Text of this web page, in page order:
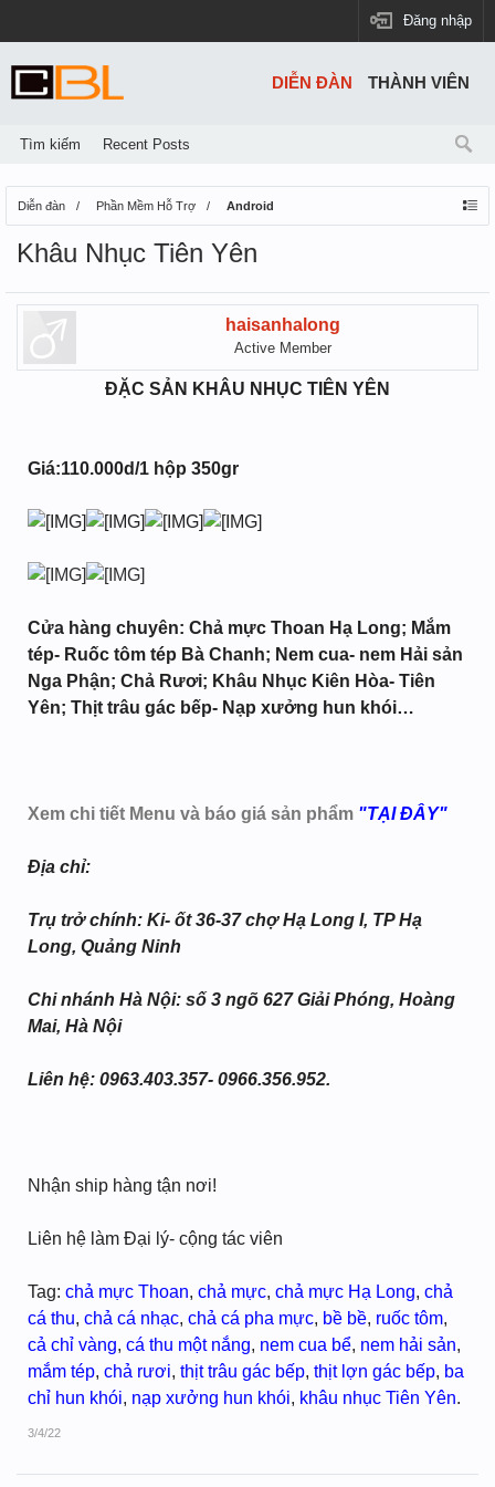
Đăng nhập
Diễn đàn Phần Mềm Hỗ Trợ Android
Khâu Nhục Tiên Yên
haisanhalong
Active Member
ĐẶC SẢN KHÂU NHỤC TIÊN YÊN
Giá:110.000d/1 hộp 350gr
Cửa hàng chuyên: Chả mực Thoan Hạ Long; Mắm
tép- Ruốc tôm tép Bà Chanh; Nem cua- nem Hải sản
Nga Phận; Chả Rươi; Khâu Nhục Kiên Hòa- Tiên
Yên; Thịt trâu gác bếp- Nạp xưởng hun khói…
Xem chi tiết Menu và báo giá sản phẩm "TẠI ĐÂY"
Địa chỉ:
Trụ trở chính: Ki- ốt 36-37 chợ Hạ Long I, TP Hạ
Long, Quảng Ninh
Chi nhánh Hà Nội: số 3 ngõ 627 Giải Phóng, Hoàng
Mai, Hà Nội
Liên hệ: 0963.403.357- 0966.356.952.
Nhận ship hàng tận nơi!
Liên hệ làm Đại lý- cộng tác viên
Tag: chả mực Thoan, chả mực, chả mực Hạ Long, chả
cá thu, chả cá nhạc, chả cá pha mực, bề bề, ruốc tôm,
cả chỉ vàng, cá thu một nắng, nem cua bể, nem hải sản,
mắm tép, chả rươi, thịt trâu gác bếp, thịt lợn gác bếp, ba
chỉ hun khói, nạp xưởng hun khói, khâu nhục Tiên Yên.
3/4/22
DIỄN ĐÀN
Tìm kiếm Recent Posts
THÀNH VIÊN